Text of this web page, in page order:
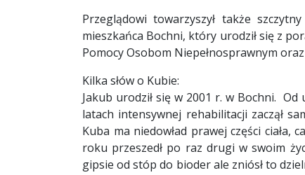
Przeglądowi towarzyszył także
mieszkańca Bochni, który urodził się z
Pomocy Osobom Niepełnosprawnym
Kilka słów o Kubie:
Jakub urodził się w 2001 r. w Bochni.
latach intensywnej rehabilitacji zaczął
Kuba ma niedowład prawej części ciała,
roku przeszedł po raz drugi w swoim
gipsie od stóp do bioder ale zniósł to